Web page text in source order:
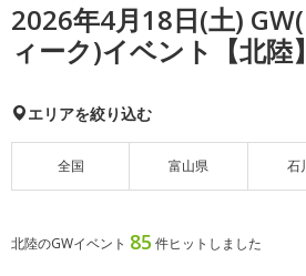
2026年4月18日(土)
ィーク)イベント【北陸】
エリアを絞り込む
全国 富山県 石
北陸のGWイベント 85 件ヒットしました